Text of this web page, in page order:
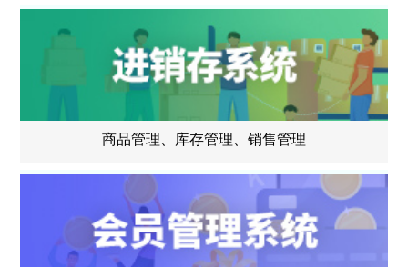
商品管理、库存管理、销售管理